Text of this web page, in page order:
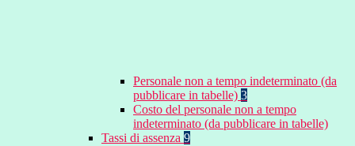
Personale non a tempo indeterminato (da
pubblicare in tabelle) 3
Costo del personale non a tempo
indeterminato (da pubblicare in tabelle)
Tassi di assenza 9